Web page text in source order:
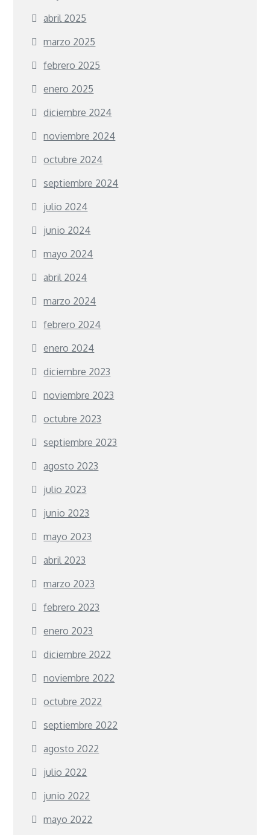
abril 2025
marzo 2025
febrero 2025
enero 2025
diciembre 2024
noviembre 2024
octubre 2024
septiembre 2024
julio 2024
junio 2024
mayo 2024
abril 2024
marzo 2024
febrero 2024
enero 2024
diciembre 2023
noviembre 2023
octubre 2023
septiembre 2023
agosto 2023
julio 2023
junio 2023
mayo 2023
abril 2023
marzo 2023
febrero 2023
enero 2023
diciembre 2022
noviembre 2022
octubre 2022
septiembre 2022
agosto 2022
julio 2022
junio 2022
mayo 2022